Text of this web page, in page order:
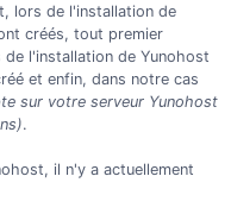
lors de l'installation de
créés, tout premier
de l'installation de Yunohost
et enfin, dans notre cas
sur votre serveur Yunohost
.
il n'y a actuellement